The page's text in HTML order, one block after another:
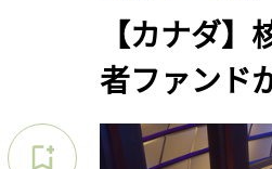
【カナダ
者ファンド